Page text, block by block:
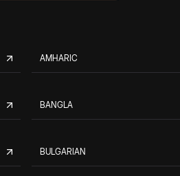
AMHARIC
BANGLA
BULGARIAN